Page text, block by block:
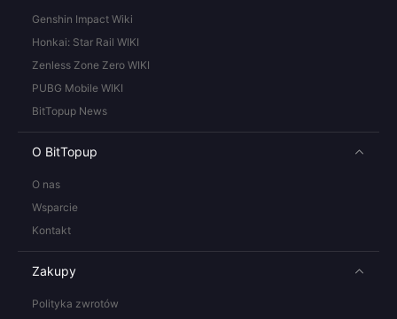
Genshin Impact Wiki
Honkai: Star Rail WIKI
Zenless Zone Zero WIKI
PUBG Mobile WIKI
BitTopup News
O BitTopup
O nas
Wsparcie
Kontakt
Zakupy
Polityka zwrotów